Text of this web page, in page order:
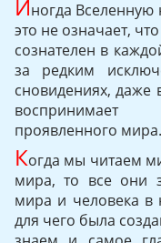
Иногда
это не означает,
сознателен в
за редким
сновидениях, даже
воспринимает
проявленного мира.
Когда мы читаем
мира, то все они
мира и человека в
для чего была